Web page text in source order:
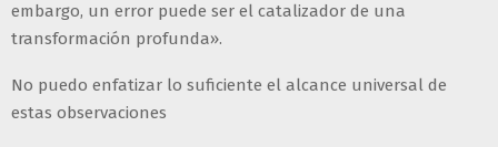
embargo, un error puede ser el catalizador de una
transformación profunda».
No puedo enfatizar lo suficiente el alcance universal de
estas observaciones